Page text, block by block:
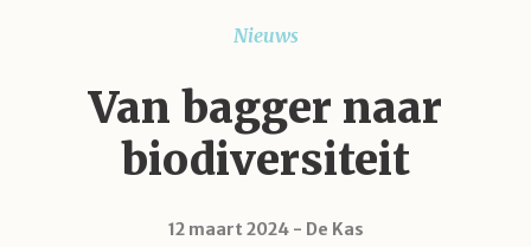
Nieuws
Van bagger naar
biodiversiteit
12 maart 2024 De Kas